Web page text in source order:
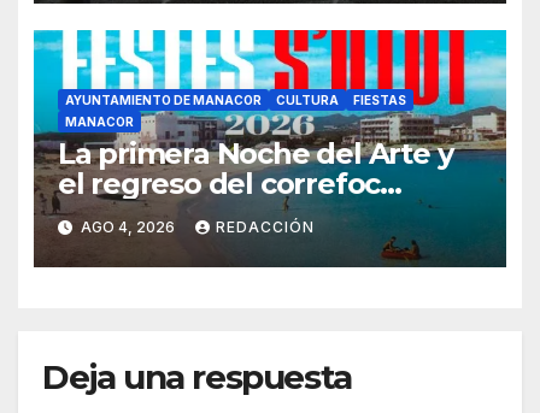
AYUNTAMIENTO DE MANACOR CULTURA
FIESTAS
MANACOR
La primera Noche del Arte y
el regreso del correfoc
marcan las Fiestas de Verano
de S’Illot 2026
AGO 4, 2026 REDACCIÓN
Deja una respuesta